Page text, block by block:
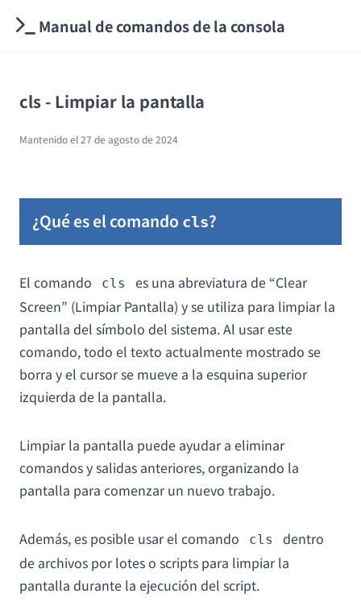
Manual de comandos de la consola
cls - Limpiar la pantalla
Mantenido el27 de agosto de 2024
¿Qué es el comando cls?
El comando cls
es una abreviatura de “Clear
Screen” (Limpiar Pantalla) y se utiliza para limpiar la
pantalla del símbolo del sistema. Al usar este
comando, todo el texto actualmente mostrado se
borra y el cursor se mueve a la esquina superior
izquierda de la pantalla.
Limpiar la pantalla puede ayudar a eliminar
comandos y salidas anteriores, organizando la
pantalla para comenzar un nuevo trabajo.
Además, es posible usar el comando cls
dentro
de archivos por lotes o scripts para limpiar la
pantalla durante la ejecución del script.